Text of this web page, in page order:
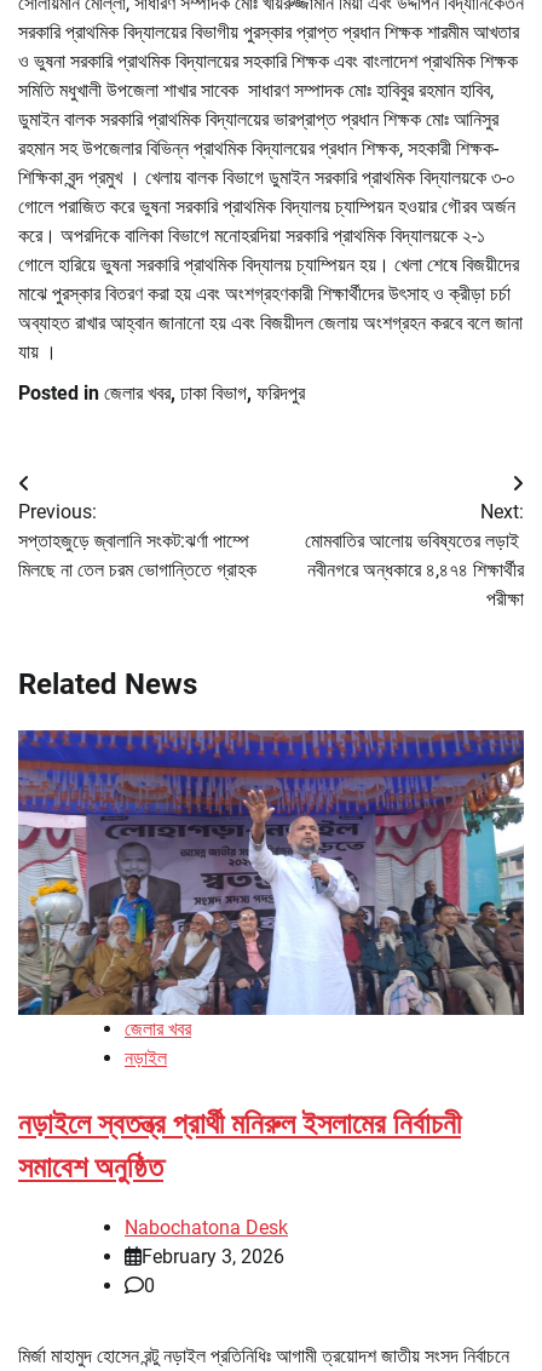
সরকারি প্রাথমিক বিদ্যালয়ের বিভাগীয় পুরস্কার প্রাপ্ত প্রধান শিক্ষক শারমীম আখতার
ও ভুষনা সরকারি প্রাথমিক বিদ্যালয়ের সহকারি শিক্ষক এবং বাংলাদেশ প্রাথমিক শিক্ষক
সমিতি মধুখালী উপজেলা শাখার সাবেক সাধারণ সম্পাদক মোঃ হাবিবুর রহমান হাবিব,
ডুমাইন বালক সরকারি প্রাথমিক বিদ্যালয়ের ভারপ্রাপ্ত প্রধান শিক্ষক মোঃ আনিসুর
রহমান সহ উপজেলার বিভিন্ন প্রাথমিক বিদ্যালয়ের প্রধান শিক্ষক, সহকারী শিক্ষক-
শিক্ষিকা বৃন্দ প্রমুখ । খেলায় বালক বিভাগে ডুমাইন সরকারি প্রাথমিক বিদ্যালয়কে ৩-০
গোলে পরাজিত করে ভুষনা সরকারি প্রাথমিক বিদ্যালয় চ্যাম্পিয়ন হওয়ার গৌরব অর্জন
করে। অপরদিকে বালিকা বিভাগে মনোহরদিয়া সরকারি প্রাথমিক বিদ্যালয়কে ২-১
গোলে হারিয়ে ভুষনা সরকারি প্রাথমিক বিদ্যালয় চ্যাম্পিয়ন হয়। খেলা শেষে বিজয়ীদের
মাঝে পুরস্কার বিতরণ করা হয় এবং অংশগ্রহণকারী শিক্ষার্থীদের উৎসাহ ও ক্রীড়া চর্চা
অব্যাহত রাখার আহ্বান জানানো হয় এবং বিজয়ীদল জেলায় অংশগ্রহন করবে বলে জানা
যায় ।
Posted in জেলার খবর, ঢাকা বিভাগ, ফরিদপুর
Post
navigation
Previous:
সপ্তাহজুড়ে জ্বালানি সংকট:ঝর্ণা পাম্পে
মিলছে না তেল চরম ভোগান্তিতে গ্রাহক
Next:
মোমবাতির আলোয় ভবিষ্যতের লড়াই
নবীনগরে অন্ধকারে ৪,৪৭৪ শিক্ষার্থীর
পরীক্ষা
Related News
জেলার খবর
নড়াইল
নড়াইলে স্বতন্ত্র প্রার্থী মনিরুল ইসলামের নির্বাচনী
সমাবেশ অনুষ্ঠিত
Nabochatona Desk
February 3, 2026
0
মির্জা মাহামুদ হোসেন রন্টু নড়াইল প্রতিনিধিঃ আগামী ত্রয়োদশ জাতীয় সংসদ নির্বাচনে